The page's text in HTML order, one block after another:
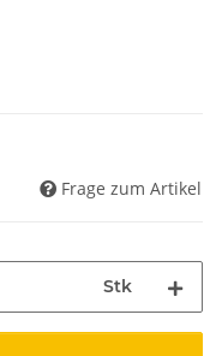
Frage zum Artikel
Stk